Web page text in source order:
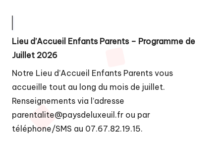
Lieu d’Accueil Enfants Parents – Programme de
Juillet 2026
Notre Lieu d’Accueil Enfants Parents vous
accueille tout au long du mois de juillet.
Renseignements via l’adresse
parentalite@paysdeluxeuil.fr ou par
téléphone/SMS au 07.67.82.19.15.